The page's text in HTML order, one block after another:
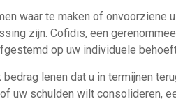
waar te maken of onvoorziene
zijn. Cofidis, een
op uw individuele
lenen dat u in termijnen
uw schulden wilt consolideren,